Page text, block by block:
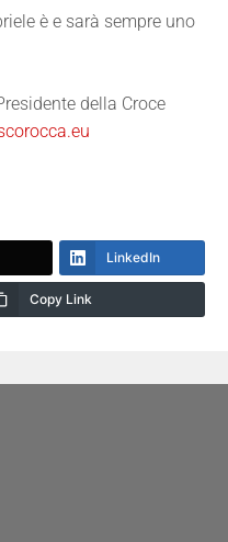
è e sarà sempre uno
della Croce
LinkedIn
Copy Link